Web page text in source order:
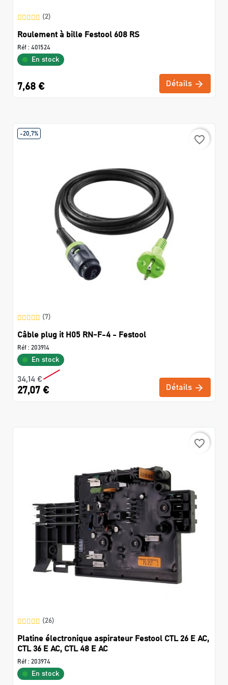
(2)
Roulement à bille Festool 608 RS
Réf : 401524
En stock
7,68 € Détails
-20,7%
favorite_border
(7)
Câble plug it H05 RN-F-4 - Festool
Réf : 203914
En stock
34,14 €
27,07 € Détails
favorite_border
(26)
Platine électronique aspirateur Festool CTL 26 E AC,
CTL 36 E AC, CTL 48 E AC
Réf : 203974
En stock